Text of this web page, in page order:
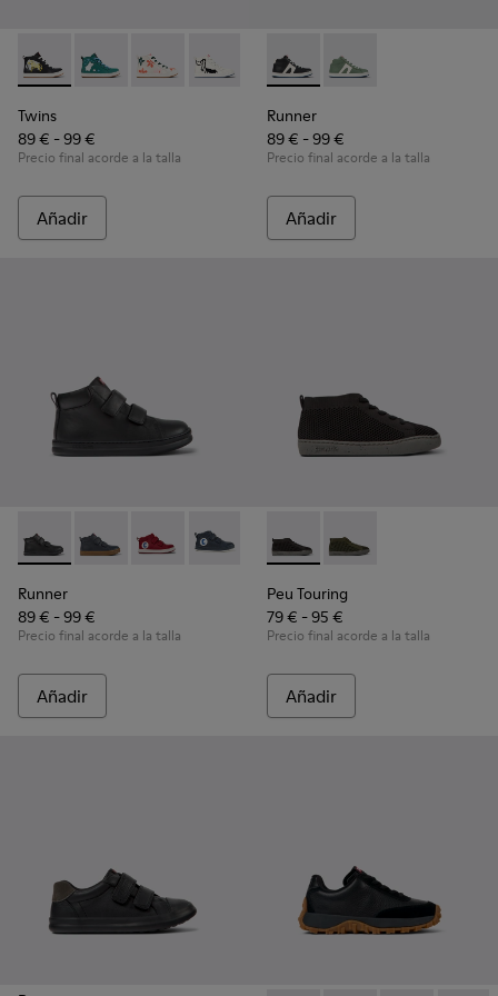
Twins - K900261-010 - Sneaker botín de piel multicolor para
Twins - K900261-013
Twins - K900261-012
Twins - K900261-009
Twins - K900261-008
Twins
89 € - 99 €
Precio final acorde a la talla
Añadir
Runner - K900349-001 -
Runner - K900349-
Runner
89 € - 99 €
Precio final acorde a la talla
Añadir
Runner - K900282-009 - Botines negros de piel y tejido
Runner - K900282-010
Runner - K900282-004
Runner - K900282-001
Runner
89 € - 99 €
Precio final acorde a la talla
Añadir
Peu Touring - K900335-
Peu Touring -
Peu Touring
79 € - 95 €
Precio final acorde a la talla
Añadir